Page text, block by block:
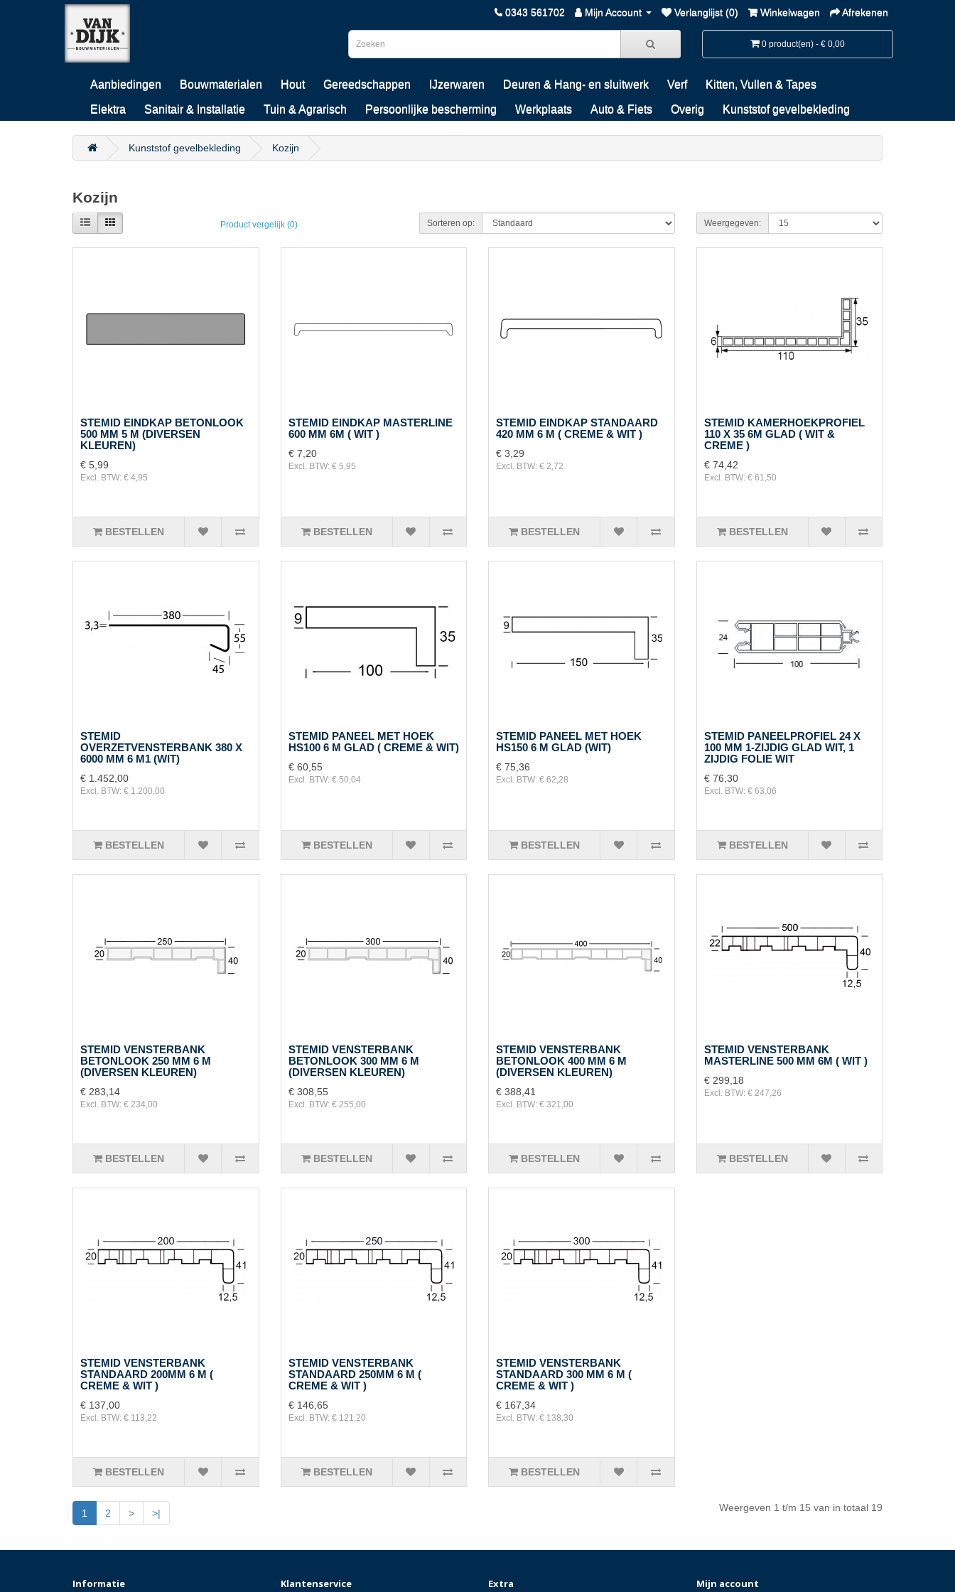
0343 561702 Mijn Account Verlanglijst (0) Winkelwagen Afrekenen
0 product(en) - € 0,00
Aanbiedingen Bouwmaterialen Hout Gereedschappen IJzerwaren Deuren & Hang- en sluitwerk Verf Kitten, Vullen & Tapes
Elektra Sanitair & Installatie Tuin & Agrarisch Persoonlijke bescherming Werkplaats Auto & Fiets Overig Kunststof gevelbekleding
Kunststof gevelbekleding Kozijn
Kozijn
Product vergelijk (0) Sorteren op: Weergegeven:
STEMID EINDKAP BETONLOOK
500 MM 5 M (DIVERSEN
KLEUREN)
€ 5,99
Excl. BTW: € 4,95
BESTELLEN
STEMID EINDKAP MASTERLINE
600 MM 6M ( WIT )
€ 7,20
Excl. BTW: € 5,95
BESTELLEN
STEMID EINDKAP STANDAARD
420 MM 6 M ( CREME & WIT )
€ 3,29
Excl. BTW: € 2,72
BESTELLEN
STEMID KAMERHOEKPROFIEL
110 X 35 6M GLAD ( WIT &
CREME )
€ 74,42
Excl. BTW: € 61,50
BESTELLEN
STEMID
OVERZETVENSTERBANK 380 X
6000 MM 6 M1 (WIT)
€ 1.452,00
Excl. BTW: € 1.200,00
BESTELLEN
STEMID PANEEL MET HOEK
HS100 6 M GLAD ( CREME & WIT)
€ 60,55
Excl. BTW: € 50,04
BESTELLEN
STEMID PANEEL MET HOEK
HS150 6 M GLAD (WIT)
€ 75,36
Excl. BTW: € 62,28
BESTELLEN
STEMID PANEELPROFIEL 24 X
100 MM 1-ZIJDIG GLAD WIT, 1
ZIJDIG FOLIE WIT
€ 76,30
Excl. BTW: € 63,06
BESTELLEN
STEMID VENSTERBANK
BETONLOOK 250 MM 6 M
(DIVERSEN KLEUREN)
€ 283,14
Excl. BTW: € 234,00
BESTELLEN
STEMID VENSTERBANK
BETONLOOK 300 MM 6 M
(DIVERSEN KLEUREN)
€ 308,55
Excl. BTW: € 255,00
BESTELLEN
STEMID VENSTERBANK
BETONLOOK 400 MM 6 M
(DIVERSEN KLEUREN)
€ 388,41
Excl. BTW: € 321,00
BESTELLEN
STEMID VENSTERBANK
MASTERLINE 500 MM 6M ( WIT )
€ 299,18
Excl. BTW: € 247,26
BESTELLEN
STEMID VENSTERBANK
STANDAARD 200MM 6 M (
CREME & WIT )
€ 137,00
Excl. BTW: € 113,22
BESTELLEN
STEMID VENSTERBANK
STANDAARD 250MM 6 M (
CREME & WIT )
€ 146,65
Excl. BTW: € 121,20
BESTELLEN
STEMID VENSTERBANK
STANDAARD 300 MM 6 M (
CREME & WIT )
€ 167,34
Excl. BTW: € 138,30
BESTELLEN
1 2 > >| Weergeven 1 t/m 15 van in totaal 19
Informatie Klantenservice Extra Mijn account